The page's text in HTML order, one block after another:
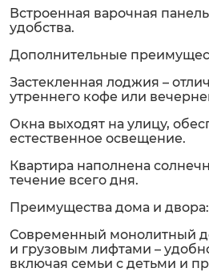
Встроенная варочная
удобства.
Дополнительные
Застекленная лоджия –
утреннего кофе или
Окна выходят на улицу,
естественное освещение.
Квартира наполнена
течение всего дня.
Преимущества дома и двора:
Современный монолитный
и грузовым лифтами –
включая семьи с детьми и